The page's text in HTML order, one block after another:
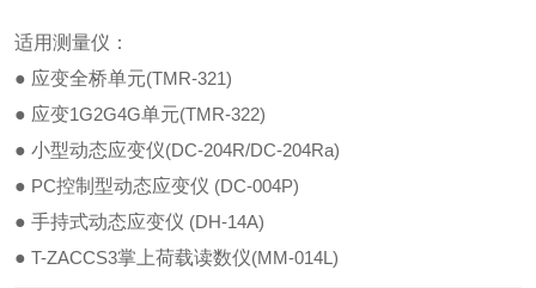
适用测量仪：
● 应变全桥单元(TMR-321)
● 应变1G2G4G单元(TMR-322)
● 小型动态应变仪(DC-204R/DC-204Ra)
● PC控制型动态应变仪 (DC-004P)
● 手持式动态应变仪 (DH-14A)
● T-ZACCS3掌上荷载读数仪(MM-014L)